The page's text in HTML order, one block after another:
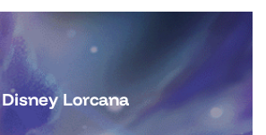
Disney Lorcana